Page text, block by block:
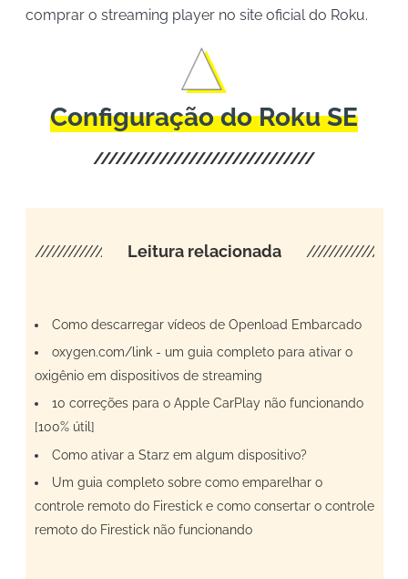
comprar o streaming player no site oficial do Roku.
Configuração do Roku SE
////////////////////Leitura relacionada
Como descarregar vídeos de Openload Embarcado
oxygen.com/link - um guia completo para ativar o
oxigênio em dispositivos de streaming
10 correções para o Apple CarPlay não funcionando
[100% útil]
Como ativar a Starz em algum dispositivo?
Um guia completo sobre como emparelhar o
controle remoto do Firestick e como consertar o controle
remoto do Firestick não funcionando